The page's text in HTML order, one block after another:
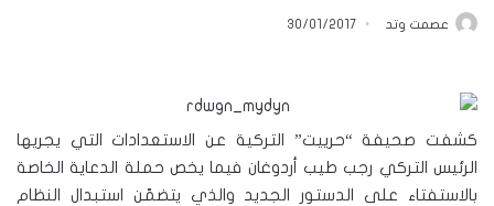
عصمت وتد 30/01/2017
كشفت صحيفة “حرييت” التركية عن الاستعدادات التي يجريها
الرئيس التركي رجب طيب أردوغان فيما يخص حملة الدعاية الخاصة
بالاستفتاء على الدستور الجديد والذي يتضمّن استبدال النظام